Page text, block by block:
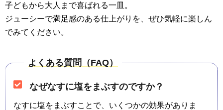
子どもから大人まで喜ばれる一皿。
ジューシーで満足感のある仕上がりを、ぜひ気軽に楽しん
でみてください。
よくある質問（FAQ）
なぜなすに塩をまぶすのですか？
なすに塩をまぶすことで、いくつかの効果がありま